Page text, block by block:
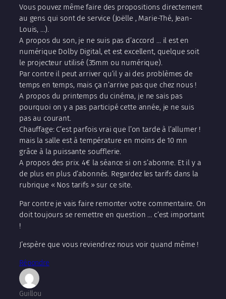
Vous pouvez même faire des propositions directement
au gens qui sont de service (Joëlle , Marie-Thé, Jean-
Louis, …).
A propos du son, je ne suis pas d’accord … il est en
numérique Dolby Digital, et est excellent, quelque soit
le projecteur utilisé (35mm ou numérique).
Par contre il peut arriver qu’il y ai des problèmes de
temps en temps, mais ça n’arrive pas que chez nous !
A propos du printemps du cinéma, je ne sais pas
pourquoi on y a pas participé cette année, je ne suis
pas au courant.
Chauffage: C’est parfois vrai que l’on tarde à l’allumer !
mais la salle est à température en moins de 10 mn
grâce à la puissante soufflerie.
A propos des prix. 4€ la séance si on s’abonne. Et il y a
de plus en plus d’abonnés. Regardez les tarifs dans la
rubrique « Nos tarifs » sur ce site.
Par contre je vais faire remonter votre commentaire. On
doit toujours se remettre en question … c’est important
!
J’espère que vous reviendrez nous voir quand même !
Répondre
Guillou